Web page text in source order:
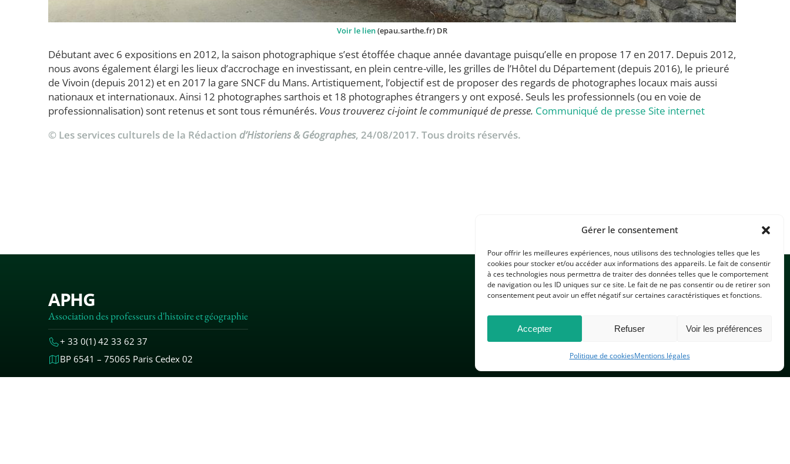
Gérer le consentement
Pour offrir les meilleures expériences, nous utilisons des technologies telles que les
cookies pour stocker et/ou accéder aux informations des appareils. Le fait de consentir
à ces technologies nous permettra de traiter des données telles que le comportement
de navigation ou les ID uniques sur ce site. Le fait de ne pas consentir ou de retirer son
consentement peut avoir un effet négatif sur certaines caractéristiques et fonctions.
Accepter Refuser Voir les préférences
Politique de cookiesMentions légales
Voir le lien(epau.sarthe.fr) DR
Débutant avec 6 expositions en 2012, la saison photographique s’est étoffée chaque année davantage puisqu’elle en propose 17 en 2017. Depuis 2012,
nous avons également élargi les lieux d’accrochage en investissant, en plein centre-ville, les grilles de l’Hôtel du Département (depuis 2016), le prieuré
de Vivoin (depuis 2012) et en 2017 la gare SNCF du Mans. Artistiquement, l’objectif est de proposer des regards de photographes locaux mais aussi
nationaux et internationaux. Ainsi 12 photographes sarthois et 18 photographes étrangers y ont exposé. Seuls les professionnels (ou en voie de
professionnalisation) sont retenus et sont tous rémunérés. Vous trouverez ci-joint le communiqué de presse. Communiqué de presse Site internet
© Les services culturels de la Rédaction d’Historiens & Géographes, 24/08/2017. Tous droits réservés.
APHG
Association des professeurs d'histoire et géographie
+ 33 0(1) 42 33 62 37
BP 6541 – 75065 Paris Cedex 02